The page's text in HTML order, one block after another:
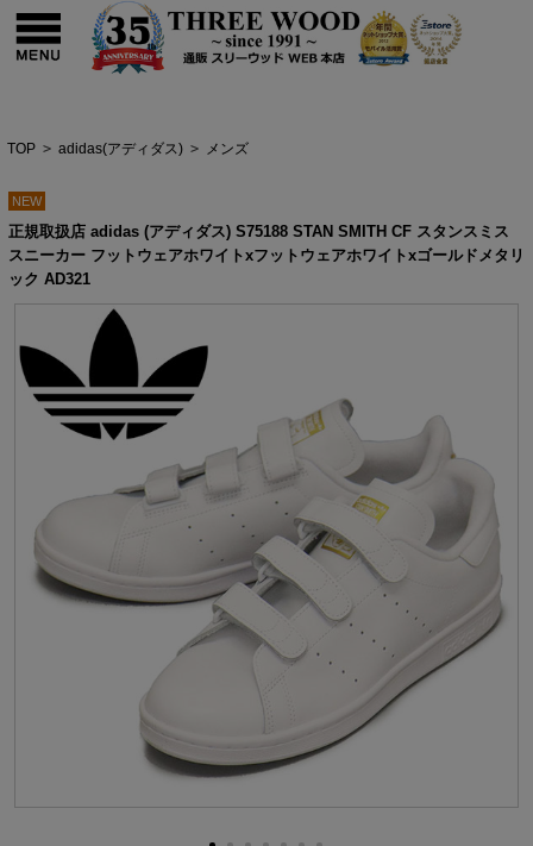
TOP > adidas(アディダス) > メンズ
NEW
正規取扱店 adidas (アディダス) S75188 STAN SMITH CF スタンスミス
スニーカー フットウェアホワイトxフットウェアホワイトxゴールドメタリ
ック AD321